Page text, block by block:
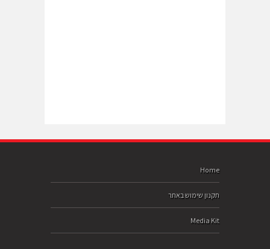
Home
תקנון שימוש באתר
Media Kit